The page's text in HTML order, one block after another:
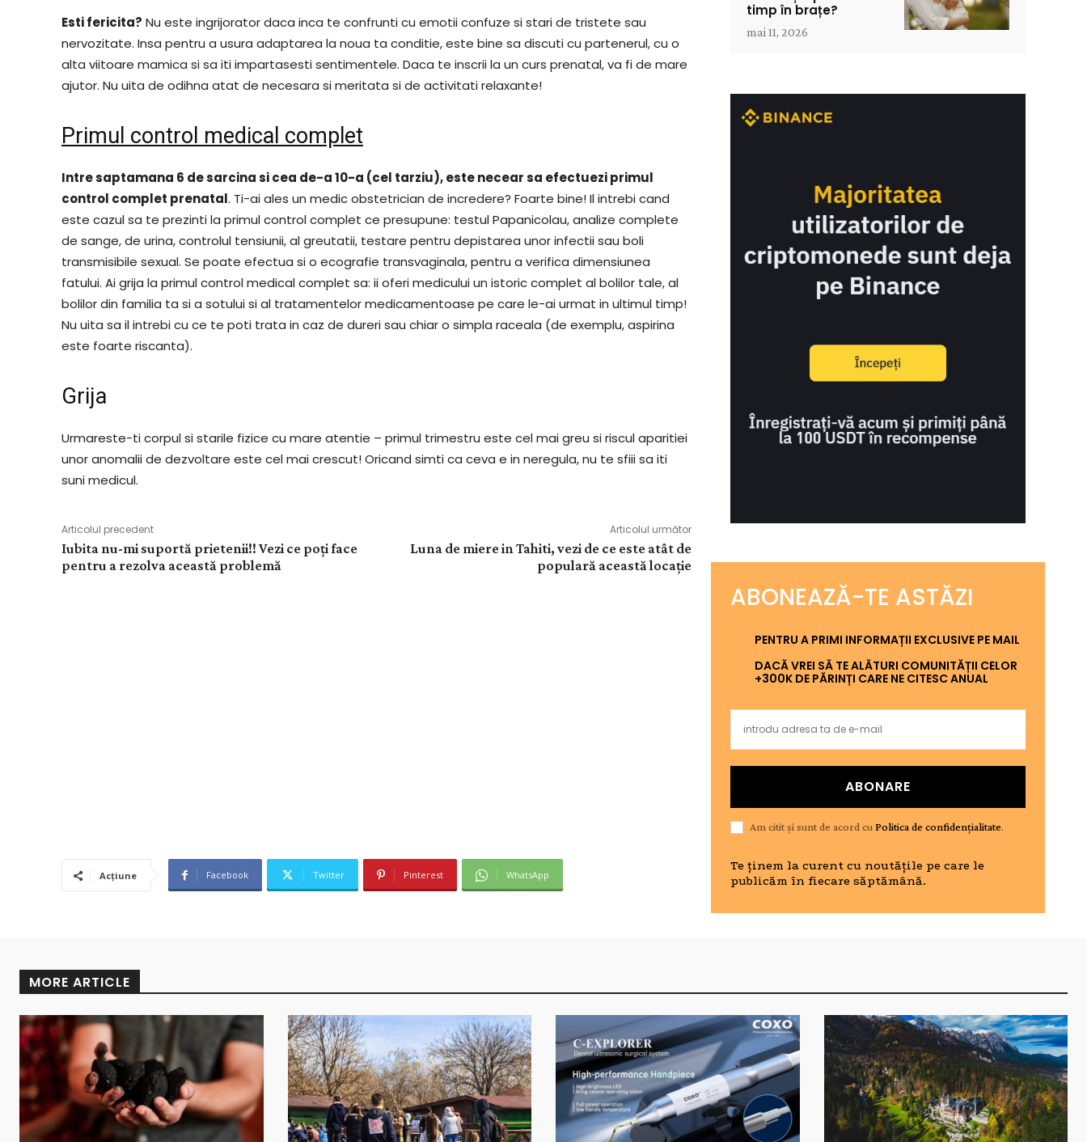
Esti fericita? Nu este ingrijorator daca inca te confrunti cu emotii confuze si stari de tristete sau
nervozitate. Insa pentru a usura adaptarea la noua ta conditie, este bine sa discuti cu partenerul, cu o
alta viitoare mamica si sa iti impartasesti sentimentele. Daca te inscrii la un curs prenatal, va fi de mare
ajutor. Nu uita de odihna atat de necesara si meritata si de activitati relaxante!
Primul control medical complet
Intre saptamana 6 de sarcina si cea de-a 10-a (cel tarziu), este necear sa efectuezi primul
control complet prenatal. Ti-ai ales un medic obstetrician de incredere? Foarte bine! Il intrebi cand
este cazul sa te prezinti la primul control complet ce presupune: testul Papanicolau, analize complete
de sange, de urina, controlul tensiunii, al greutatii, testare pentru depistarea unor infectii sau boli
transmisibile sexual. Se poate efectua si o ecografie transvaginala, pentru a verifica dimensiunea
fatului. Ai grija la primul control medical complet sa: ii oferi medicului un istoric complet al bolilor tale, al
bolilor din familia ta si a sotului si al tratamentelor medicamentoase pe care le-ai urmat in ultimul timp!
Nu uita sa il intrebi cu ce te poti trata in caz de dureri sau chiar o simpla raceala (de exemplu, aspirina
este foarte riscanta).
Grija
Urmareste-ti corpul si starile fizice cu mare atentie – primul trimestru este cel mai greu si riscul aparitiei
unor anomalii de dezvoltare este cel mai crescut! Oricand simti ca ceva e in neregula, nu te sfiii sa iti
suni medicul.
Articolul precedent
Iubita nu-mi suportă prietenii!! Vezi ce poți face
pentru a rezolva această problemă
Articolul următor
Luna de miere in Tahiti, vezi de ce este atât de
populară această locație
Acțiune Facebook Twitter Pinterest WhatsApp
timp în brațe?
mai 11, 2026
ABONEAZĂ-TE ASTĂZI
PENTRU A PRIMI INFORMAȚII EXCLUSIVE PE MAIL
DACĂ VREI SĂ TE ALĂTURI COMUNITĂȚII CELOR
+300K DE PĂRINȚI CARE NE CITESC ANUAL
ABONARE
Am citit și sunt de acord cuPolitica de confidențialitate.
Te ținem la curent cu noutățile pe care le
publicăm în fiecare săptămână.
MORE ARTICLE